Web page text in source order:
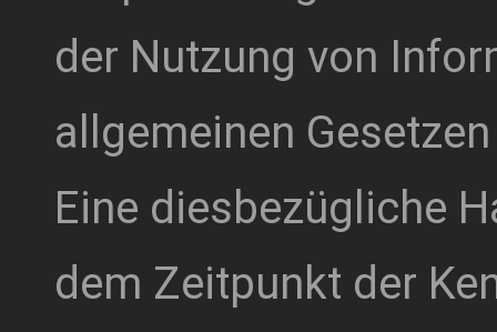
der Nutzung von
allgemeinen
Eine diesbezügliche
dem Zeitpunkt der